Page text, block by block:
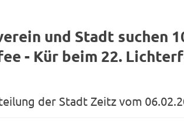
und Stadt suchen
- Kür beim 22.
der Stadt Zeitz vom